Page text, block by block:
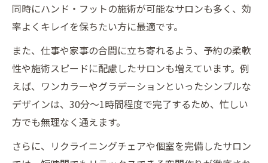
同時にハンド・フットの施術が可能なサロンも多く、効
率よくキレイを保ちたい方に最適です。
また、仕事や家事の合間に立ち寄れるよう、予約の柔軟
性や施術スピードに配慮したサロンも増えています。例
えば、ワンカラーやグラデーションといったシンプルな
デザインは、30分〜1時間程度で完了するため、忙しい
方でも無理なく通えます。
さらに、リクライニングチェアや個室を完備したサロン